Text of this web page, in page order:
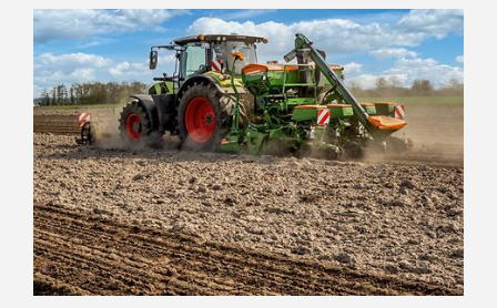
Como alternativa al bastidor telescópico y
abatible, estos modelos también están
disponibles con bastidor rígido. Con este
bastidor se pueden conseguir distancias entre
hileras de 45 a 80 cm. Al mismo tiempo, el
número de hileras oscila entre 8 y 12 para la
Precea 6000 y entre 5 y 8 para la Precea 4500.